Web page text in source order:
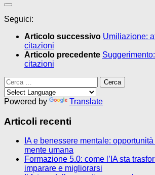
Seguici:
Articolo successivo Umiliazione:
citazioni
Articolo precedente
citazioni
Ricerca
per:
Powered by
Translate
Articoli recenti
IA e benessere mentale:
mente umana
Formazione 5.0: come l’IA sta
imparare e migliorarsi